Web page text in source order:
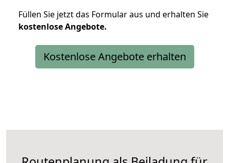
Füllen Sie jetzt das Formular aus und erhalten Sie
kostenloseAngebote.
Kostenlose Angebote erhalten